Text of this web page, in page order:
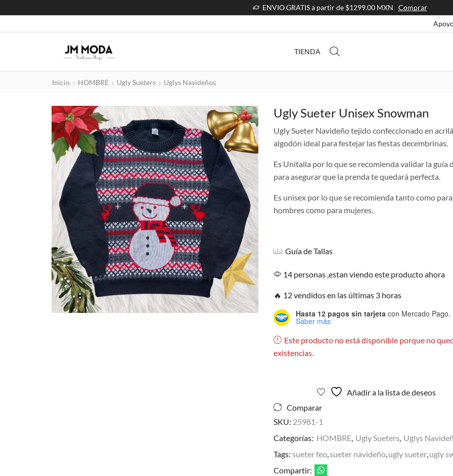
ENVIO GRATIS a partir de $1299.00 MXN
Comprar
TIENDA
Inicio HOMBRE Ugly Sueters Uglys Navideños
Ugly Sueter Unisex Snowman
Ugly Sueter Navideño tejido confeccionado en
algodón ideal para festejar las fiestas decembrinas.
Es Unitalla por lo que se recomienda validar la guía
para asegurar que la prenda te quedará perfecta.
Es unisex por lo que se recomienda tanto como para
hombres como para mujeres.
Guía de Tallas
14 personas ,estan viendo este producto ahora
🔥 12 vendidos en las últimas 3 horas
Hasta 12 pagos sin tarjetacon Mercado Pago.
Saber más
Este producto no está disponible porque no
existencias.
Añadir a la lista de deseos
Comparar
SKU: 25981-1
Categorías: HOMBRE, Ugly Sueters, Uglys
Tags: sueter feo,sueter navideño,ugly sueter,ugly
Compartir: